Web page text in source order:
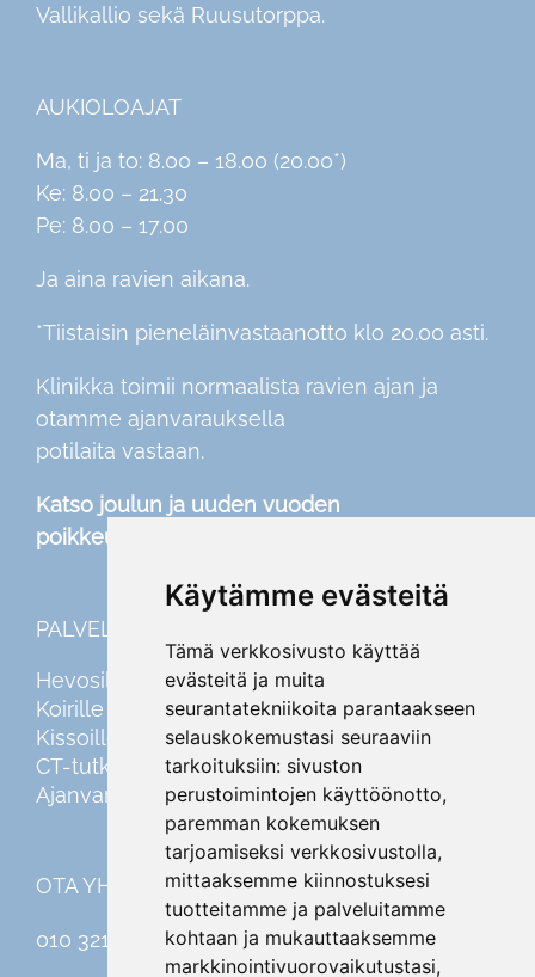
Käytämme evästeitä
Tämä verkkosivusto käyttää
evästeitä ja muita
seurantatekniikoita parantaakseen
selauskokemustasi seuraaviin
tarkoituksiin: sivuston
perustoimintojen käyttöönotto,
paremman kokemuksen
tarjoamiseksi verkkosivustolla,
mittaaksemme kiinnostuksesi
tuotteitamme ja palveluitamme
kohtaan ja mukauttaaksemme
markkinointivuorovaikutustasi,
Vallikallio sekä Ruusutorppa.
AUKIOLOAJAT
Ma, ti ja to: 8.00 – 18.00 (20.00*)
Ke: 8.00 – 21.30
Pe: 8.00 – 17.00
Ja aina ravien aikana.
*Tiistaisin pieneläinvastaanotto klo 20.00 asti.
Klinikka toimii normaalista ravien ajan ja
otamme ajanvarauksella
potilaita vastaan.
Katso joulun ja uuden vuoden
poikkeusaukioloajat
PALVELUT
Hevosille
Koirille
Kissoille
CT-tutkimus
Ajanvaraus
OTA YHTEYTTÄ
010 321 46 00